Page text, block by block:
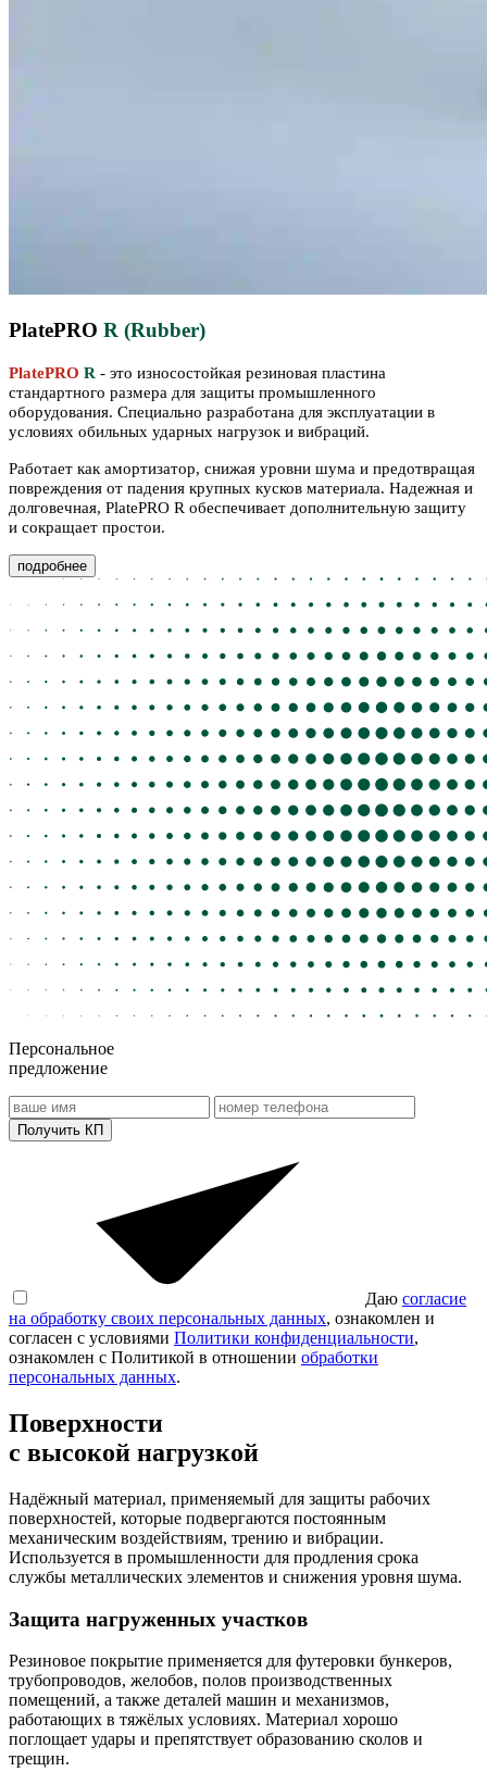
PlatePRO R (Rubber)
PlatePRO R - это износостойкая резиновая пластина
стандартного размера для защиты промышленного
оборудования. Специально разработана для эксплуатации в
условиях обильных ударных нагрузок и вибраций.
Работает как амортизатор, снижая уровни шума и предотвращая
повреждения от падения крупных кусков материала. Надежная и
долговечная, PlatePRO R обеспечивает дополнительную защиту
и сокращает простои.
подробнее
Персональное
предложение
Получить КП
Даю согласие
на обработку своих персональных данных, ознакомлен и
согласен с условиями Политики конфиденциальности,
ознакомлен с Политикой в отношении обработки
персональных данных.
Поверхности
с высокой нагрузкой
Надёжный материал, применяемый для защиты рабочих
поверхностей, которые подвергаются постоянным
механическим воздействиям, трению и вибрации.
Используется в промышленности для продления срока
службы металлических элементов и снижения уровня шума.
Защита нагруженных участков
Резиновое покрытие применяется для футеровки бункеров,
трубопроводов, желобов, полов производственных
помещений, а также деталей машин и механизмов,
работающих в тяжёлых условиях. Материал хорошо
поглощает удары и препятствует образованию сколов и
трещин.